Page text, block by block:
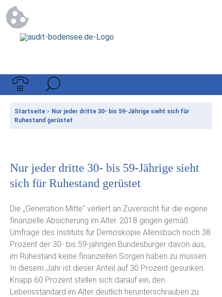
Startseite > Nur jeder dritte 30- bis 59-Jährige sieht sich für
Ruhestand gerüstet
Nur jeder dritte 30- bis 59-Jährige sieht
sich für Ruhestand gerüstet
Die „Generation Mitte“ verliert an Zuversicht für die eigene
finanzielle Absicherung im Alter. 2018 gingen gemäß
Umfrage des Instituts für Demoskopie Allensbach noch 38
Prozent der 30- bis 59-jährigen Bundesbürger davon aus,
im Ruhestand keine finanziellen Sorgen haben zu müssen.
In diesem Jahr ist dieser Anteil auf 30 Prozent gesunken.
Knapp 60 Prozent stellen sich darauf ein, den
Lebensstandard im Alter deutlich herunterschrauben zu